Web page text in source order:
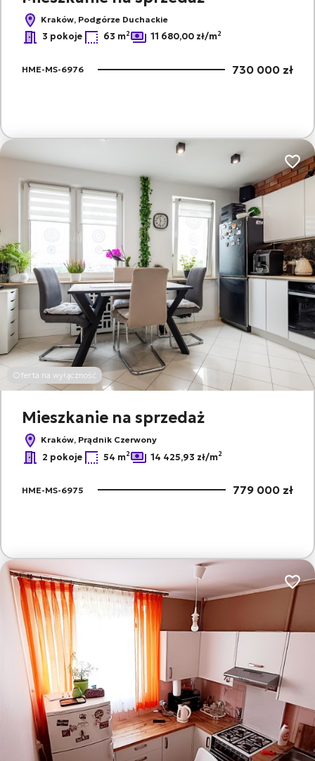
Kraków, Podgórze Duchackie
3 pokoje 63 m2 11 680,00 zł/m2
HME-MS-6976 730 000 zł
Oferta na wyłączność
Mieszkanie na sprzedaż
Kraków, Prądnik Czerwony
2 pokoje 54 m2 14 425,93 zł/m2
HME-MS-6975 779 000 zł